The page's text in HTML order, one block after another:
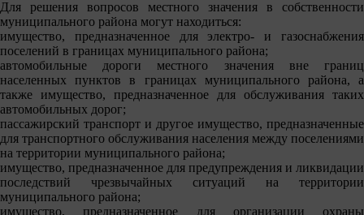
Для решения вопросов местного значения в собственности
муниципального района могут находиться:
имущество, предназначенное для электро- и газоснабжения
поселений в границах муниципального района;
автомобильные дороги местного значения вне границ
населенных пунктов в границах муниципального района, а
также имущество, предназначенное для обслуживания таких
автомобильных дорог;
пассажирский транспорт и другое имущество, предназначенные
для транспортного обслуживания населения между поселениями
на территории муниципального района;
имущество, предназначенное для предупреждения и ликвидации
последствий чрезвычайных ситуаций на территории
муниципального района;
имущество, предназначенное для организации охраны